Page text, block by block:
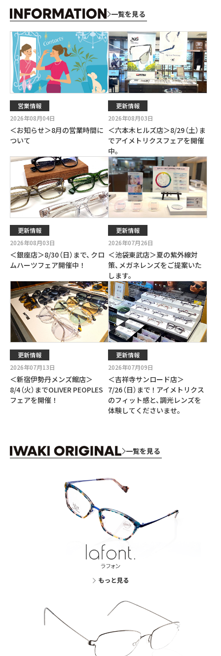
一覧を見る
営業情報
2026年08月04日
＜お知らせ＞8月の営業時間に
ついて
更新情報
2026年08月03日
＜六本木ヒルズ店＞8/29（土）ま
でアイメトリクスフェアを開催
中。
更新情報
2026年08月03日
＜銀座店＞8/30（日）まで、クロ
ムハーツフェア開催中！
更新情報
2026年07月26日
＜池袋東武店＞夏の紫外線対
策、メガネレンズをご提案いた
します。
更新情報
2026年07月13日
＜新宿伊勢丹メンズ館店＞
8/4（火）までOLIVER PEOPLES
フェアを開催！
更新情報
2026年07月09日
＜吉祥寺サンロード店＞
7/26（日）まで ！アイメトリクス
のフィット感と、調光レンズを
体験してくださいませ。
一覧を見る